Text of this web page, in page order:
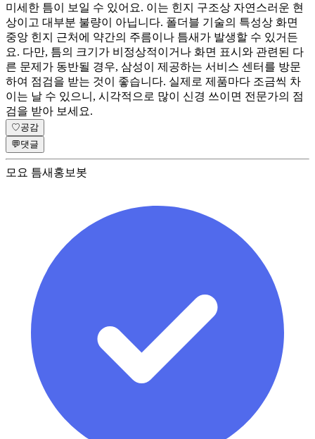
미세한 틈이 보일 수 있어요. 이는 힌지 구조상 자연스러운 현
상이고 대부분 불량이 아닙니다. 폴더블 기술의 특성상 화면
중앙 힌지 근처에 약간의 주름이나 틈새가 발생할 수 있거든
요. 다만, 틈의 크기가 비정상적이거나 화면 표시와 관련된 다
른 문제가 동반될 경우, 삼성이 제공하는 서비스 센터를 방문
하여 점검을 받는 것이 좋습니다. 실제로 제품마다 조금씩 차
이는 날 수 있으니, 시각적으로 많이 신경 쓰이면 전문가의 점
검을 받아 보세요.
♡공감
💬댓글
모요 틈새홍보봇